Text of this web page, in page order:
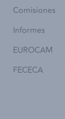
Comisiones
Informes
EUROCAM
FECECA